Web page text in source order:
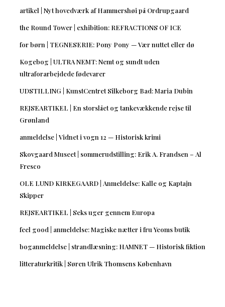
artikel | Nyt hovedværk af Hammershøi på Ordrupgaard
the Round Tower | exhibition: REFRACTIONS OF ICE
for børn | TEGNESERIE: Pony Pony — Vær nuttet eller dø
Kogebog | ULTRA NEMT: Nemt og sundt uden
ultraforarbejdede fødevarer
UDSTILLING | KunstCentret Silkeborg Bad: Maria Dubin
REJSEARTIKEL | En storslået og tankevækkende rejse til
Grønland
anmeldelse | Vidnet i vogn 12 — Historisk krimi
Skovgaard Museet | sommerudstilling: Erik A. Frandsen – Al
Fresco
OLE LUND KIRKEGAARD | Anmeldelse: Kalle og Kaptajn
Skipper
REJSEARTIKEL | Seks uger gennem Europa
feel good | anmeldelse: Magiske nætter i fru Yeoms butik
boganmeldelse | strandlæsning: HAMNET — Historisk fiktion
litteraturkritik | Søren Ulrik Thomsens København